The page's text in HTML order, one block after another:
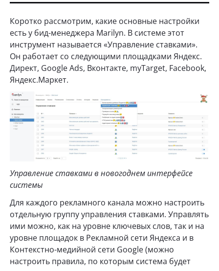
Коротко рассмотрим, какие основные настройки
есть у бид-менеджера Marilyn. В системе этот
инструмент называется «Управление ставками».
Он работает со следующими площадками Яндекс.
Директ, Google Ads, Вконтакте, myTarget, Facebook,
Яндекс.Маркет.
Управление ставками в новогоднем интерфейсе
системы
Для каждого рекламного канала можно настроить
отдельную группу управления ставками. Управлять
ими можно, как на уровне ключевых слов, так и на
уровне площадок в Рекламной сети Яндекса и в
Контекстно-медийной сети Google (можно
настроить правила, по которым система будет